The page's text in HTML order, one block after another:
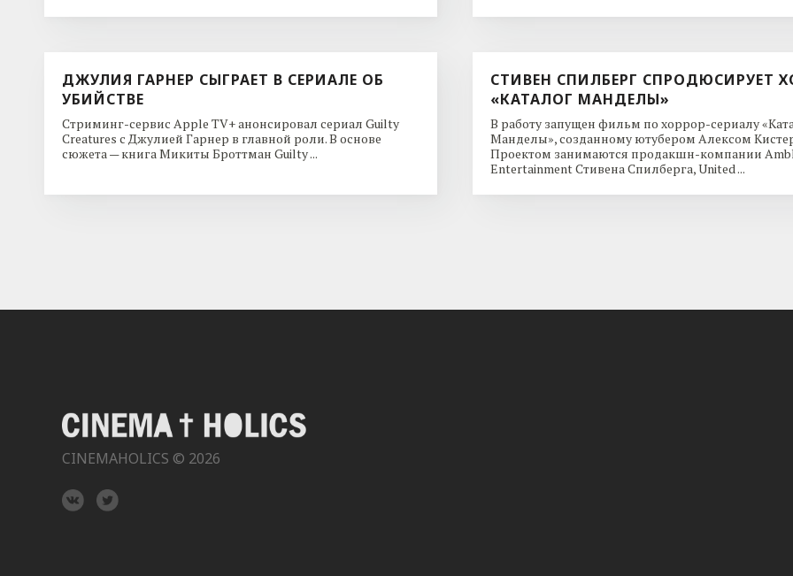
ДЖУЛИЯ ГАРНЕР СЫГРАЕТ В СЕРИАЛЕ ОБ
УБИЙСТВЕ
Стриминг-сервис Apple TV+ анонсировал сериал Guilty
Creatures с Джулией Гарнер в главной роли. В основе
сюжета — книга Микиты Броттман Guilty ...
СТИВЕН СПИЛБЕРГ СПРОДЮСИРУЕТ
«КАТАЛОГ МАНДЕЛЫ»
В работу запущен фильм по хоррор-сериалу
Манделы», созданному ютубером Алексом
Проектом занимаются продакшн-компании
Entertainment Стивена Спилберга, United ...
CINEMAHOLICS © 2026